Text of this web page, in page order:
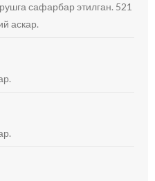
сафарбар этилган. 521
аскар.